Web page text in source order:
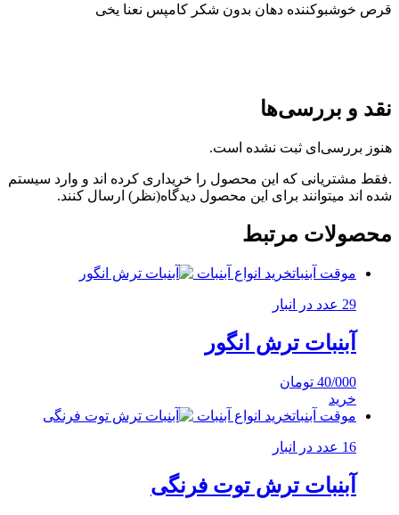
قرص خوشبوکننده دهان بدون شکر کامپس نعنا یخی
نقد و بررسی‌ها
هنوز بررسی‌ای ثبت نشده است.
.فقط مشتریانی که این محصول را خریداری کرده اند و وارد سیستم
شده اند میتوانند برای این محصول دیدگاه(نظر) ارسال کنند.
محصولات مرتبط
موقت آبنباتخرید انواع آبنبات
29 عدد در انبار
آبنبات ترش انگور
40/000 تومان
خرید
موقت آبنباتخرید انواع آبنبات
16 عدد در انبار
آبنبات ترش توت فرنگی